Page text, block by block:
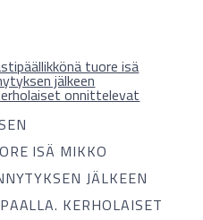
ISÄ MIKKO
JÄLKEEN
KERHOLAISET